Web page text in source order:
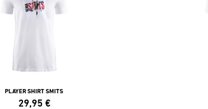
PLAYER SHIRT SMITS
29,95 €